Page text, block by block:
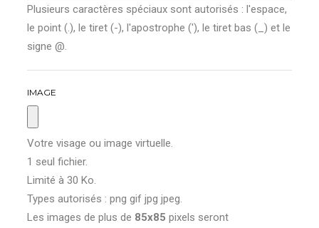
Plusieurs caractères spéciaux sont autorisés : l'espace,
le point (.), le tiret (-), l'apostrophe ('), le tiret bas (_) et le
signe @.
IMAGE
Votre visage ou image virtuelle.
1 seul fichier.
Limité à 30 Ko.
Types autorisés : png gif jpg jpeg.
Les images de plus de 85x85 pixels seront